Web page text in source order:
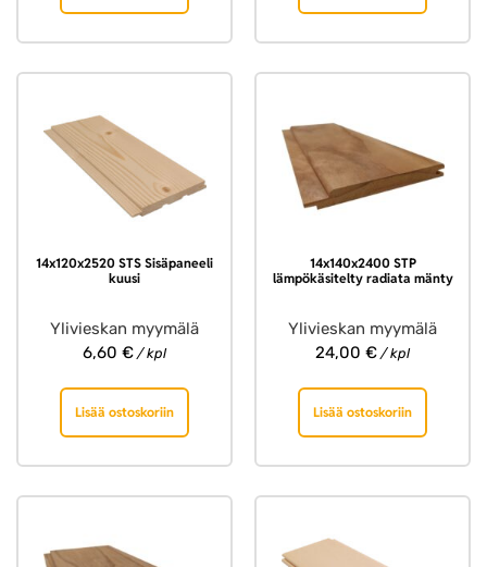
14x120x2520 STS Sisäpaneeli
kuusi
Ylivieskan myymälä
6,60 € / kpl
Lisää ostoskoriin
14x140x2400 STP
lämpökäsitelty radiata mänty
Ylivieskan myymälä
24,00 € / kpl
Lisää ostoskoriin